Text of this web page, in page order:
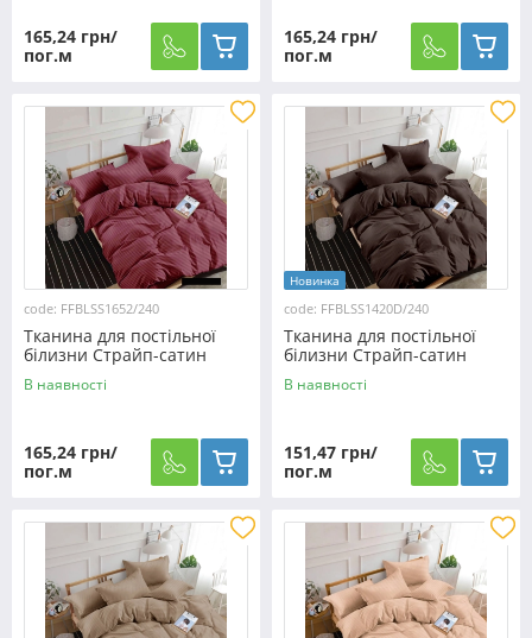
165,24 грн/
пог.м
165,24 грн/
пог.м
code: FFBLSS1652/240
Тканина для постільної
білизни Страйп-сатин
SS1652/240 (60м)
В наявності
165,24 грн/
пог.м
Новинка
code: FFBLSS1420D/240
Тканина для постільної
білизни Страйп-сатин
SS1420D/240 (60м)
В наявності
151,47 грн/
пог.м